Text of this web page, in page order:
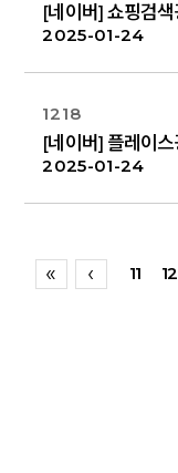
2025-01-24
1218
2025-01-24
11 12